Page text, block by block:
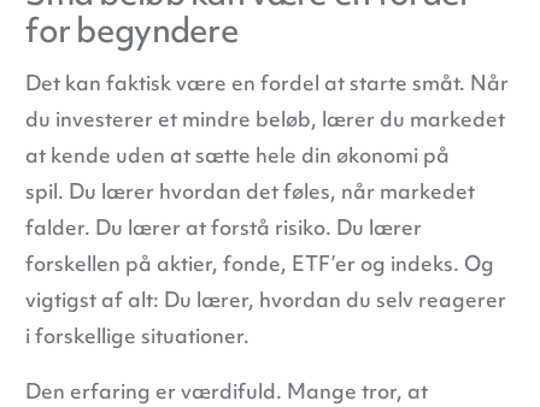
for begyndere
Det kan faktisk være en fordel at starte småt. Når
du investerer et mindre beløb, lærer du markedet
at kende uden at sætte hele din økonomi på
spil. Du lærer hvordan det føles, når markedet
falder. Du lærer at forstå risiko. Du lærer
forskellen på aktier, fonde, ETF’er og indeks. Og
vigtigst af alt: Du lærer, hvordan du selv reagerer
i forskellige situationer.
Den erfaring er værdifuld. Mange tror, at